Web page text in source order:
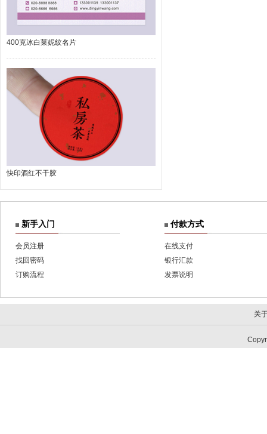
400克冰白莱妮纹名片
快印酒红不干胶
新手入门
会员注册
找回密码
订购流程
付款方式
在线支付
银行汇款
发票说明
关